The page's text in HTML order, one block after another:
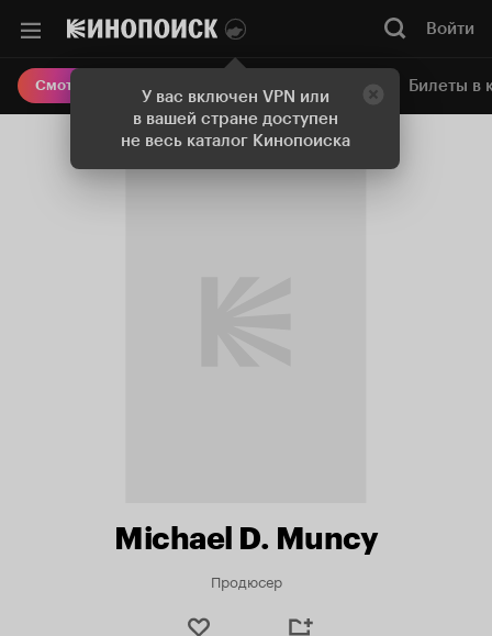
У вас включен VPN или
в вашей стране доступен
не весь каталог Кинопоиска
Войти
Смотреть кино Онлайн-кинотеатр Билеты в
Michael D. Muncy
Продюсер